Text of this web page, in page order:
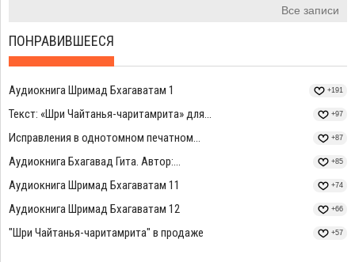
Все записи
ПОНРАВИВШЕЕСЯ
Аудиокнига Шримад Бхагаватам 1 +191
Текст: «Шри Чайтанья-чаритамрита» для... +97
Исправления в однотомном печатном... +87
Аудиокнига Бхагавад Гита. Автор:... +85
Аудиокнига Шримад Бхагаватам 11 +74
Аудиокнига Шримад Бхагаватам 12 +66
"Шри Чайтанья-чаритамрита" в продаже +57